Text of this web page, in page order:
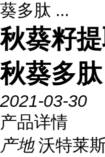
葵多肽 ...
秋葵籽
秋葵多
2021-03-30
产品详情
产地 沃特莱